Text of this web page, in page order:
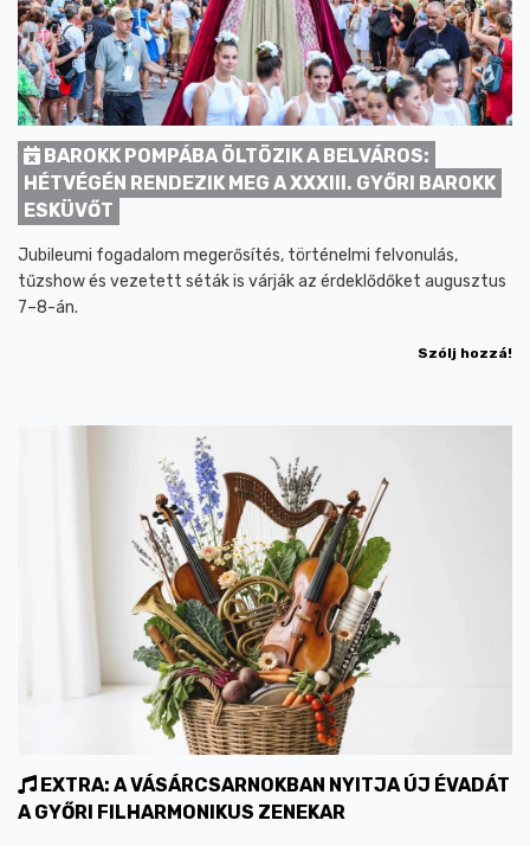
BAROKK POMPÁBA ÖLTÖZIK A BELVÁROS:
HÉTVÉGÉN RENDEZIK MEG A XXXIII. GYŐRI BAROKK
ESKÜVŐT
Jubileumi fogadalom megerősítés, történelmi felvonulás,
tűzshow és vezetett séták is várják az érdeklődőket augusztus
7–8-án.
Szólj hozzá!
EXTRA: A VÁSÁRCSARNOKBAN NYITJA ÚJ ÉVADÁT
A GYŐRI FILHARMONIKUS ZENEKAR